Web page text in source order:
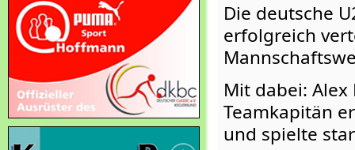
Die deutsche
erfolgreich
Mit dabei: Alex
Teamkapitän
und spielte